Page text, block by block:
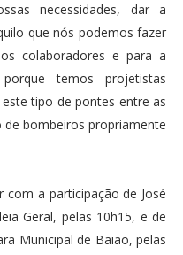
necessidades, dar a
que nós podemos fazer
colaboradores e para a
temos projetistas
tipo de pontes entre as
bombeiros propriamente
a participação de José
Geral, pelas 10h15, e de
Municipal de Baião, pelas